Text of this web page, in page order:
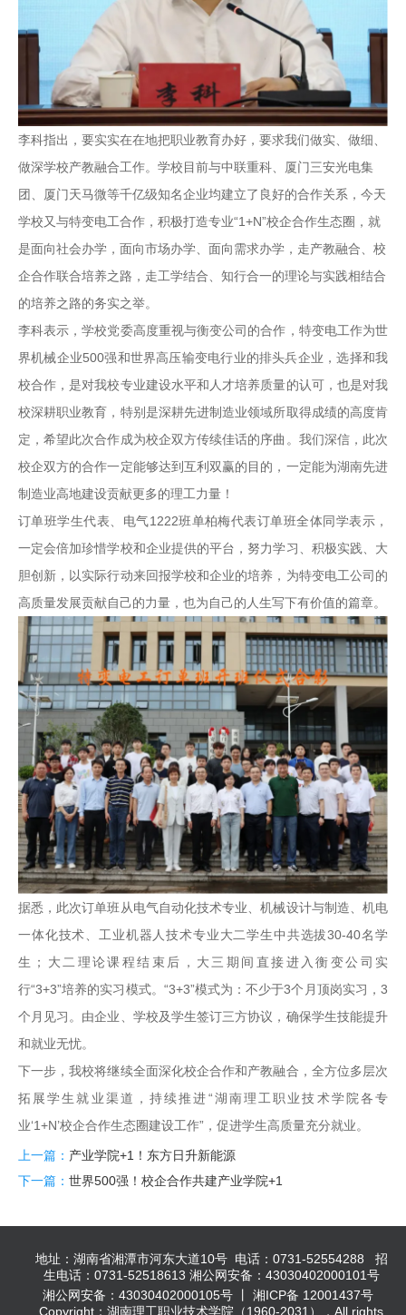
李科指出，要实实在在地把职业教育办好，要求我们做实、做细、
做深学校产教融合工作。学校目前与中联重科、厦门三安光电集
团、厦门天马微等千亿级知名企业均建立了良好的合作关系，今天
学校又与特变电工合作，积极打造专业“1+N”校企合作生态圈，就
是面向社会办学，面向市场办学、面向需求办学，走产教融合、校
企合作联合培养之路，走工学结合、知行合一的理论与实践相结合
的培养之路的务实之举。
李科表示，学校党委高度重视与衡变公司的合作，特变电工作为世
界机械企业500强和世界高压输变电行业的排头兵企业，选择和我
校合作，是对我校专业建设水平和人才培养质量的认可，也是对我
校深耕职业教育，特别是深耕先进制造业领域所取得成绩的高度肯
定，希望此次合作成为校企双方传续佳话的序曲。我们深信，此次
校企双方的合作一定能够达到互利双赢的目的，一定能为湖南先进
制造业高地建设贡献更多的理工力量！
订单班学生代表、电气1222班单柏梅代表订单班全体同学表示，
一定会倍加珍惜学校和企业提供的平台，努力学习、积极实践、大
胆创新，以实际行动来回报学校和企业的培养，为特变电工公司的
高质量发展贡献自己的力量，也为自己的人生写下有价值的篇章。
据悉，此次订单班从电气自动化技术专业、机械设计与制造、机电
一体化技术、工业机器人技术专业大二学生中共选拔30-40名学
生；大二理论课程结束后，大三期间直接进入衡变公司实
行“3+3”培养的实习模式。“3+3”模式为：不少于3个月顶岗实习，3
个月见习。由企业、学校及学生签订三方协议，确保学生技能提升
和就业无忧。
下一步，我校将继续全面深化校企合作和产教融合，全方位多层次
拓展学生就业渠道，持续推进“湖南理工职业技术学院各专
业‘1+N’校企合作生态圈建设工作”，促进学生高质量充分就业。
上一篇： 产业学院+1！东方日升新能源
下一篇： 世界500强！校企合作共建产业学院+1
地址：湖南省湘潭市河东大道10号 电话：0731-52554288 招
生电话：0731-52518613 湘公网安备：43030402000101号
湘公网安备：43030402000105号 丨 湘ICP备 12001437号
Copyright：湖南理工职业技术学院（1960-2031），All rights